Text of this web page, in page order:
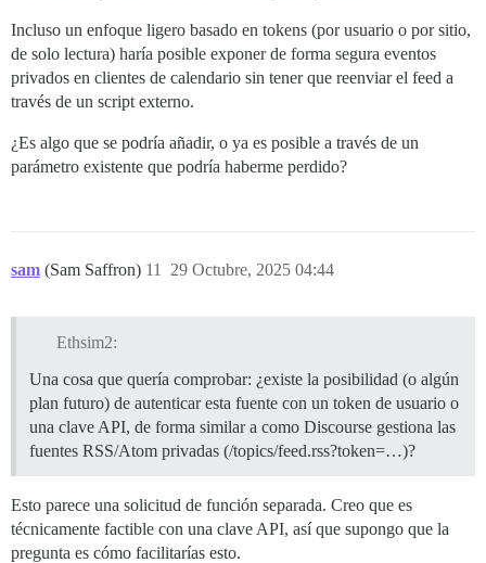
Incluso un enfoque ligero basado en tokens (por usuario o por sitio,
de solo lectura) haría posible exponer de forma segura eventos
privados en clientes de calendario sin tener que reenviar el feed a
través de un script externo.
¿Es algo que se podría añadir, o ya es posible a través de un
parámetro existente que podría haberme perdido?
sam (Sam Saffron) 29 Octubre, 2025 04:44
11
Ethsim2:
Una cosa que quería comprobar: ¿existe la posibilidad (o algún
plan futuro) de autenticar esta fuente con un token de usuario o
una clave API, de forma similar a como Discourse gestiona las
fuentes RSS/Atom privadas (/topics/feed.rss?token=…)?
Esto parece una solicitud de función separada. Creo que es
técnicamente factible con una clave API, así que supongo que la
pregunta es cómo facilitarías esto.